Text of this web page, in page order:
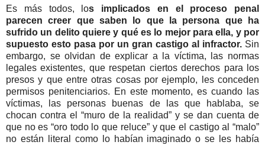
Es más todos, los implicados en el proceso penal
parecen creer que saben lo que la persona que ha
sufrido un delito quiere y qué es lo mejor para ella, y por
supuesto esto pasa por un gran castigo al infractor. Sin
embargo, se olvidan de explicar a la víctima, las normas
legales existentes, que respetan ciertos derechos para los
presos y que entre otras cosas por ejemplo, les conceden
permisos penitenciarios. En este momento, es cuando las
víctimas, las personas buenas de las que hablaba, se
chocan contra el “muro de la realidad” y se dan cuenta de
que no es “oro todo lo que reluce” y que el castigo al “malo”
no están literal como lo habían imaginado o se les había